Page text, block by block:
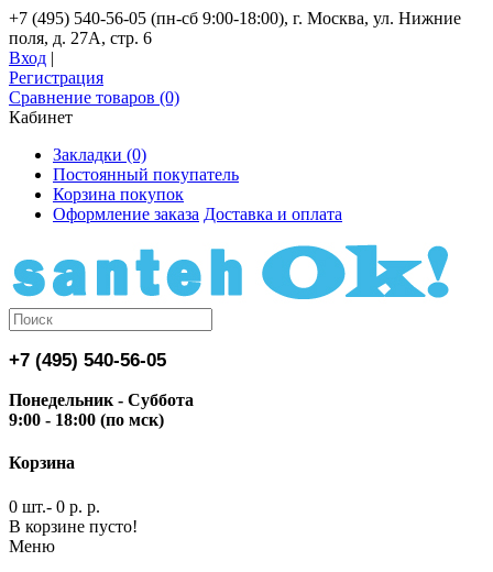
+7 (495) 540-56-05 (пн-сб 9:00-18:00), г. Москва, ул. Нижние
поля, д. 27А, стр. 6
Вход |
Регистрация
Сравнение товаров (0)
Кабинет
Закладки (0)
Постоянный покупатель
Корзина покупок
Оформление заказа Доставка и оплата
+7 (495) 540-56-05
Понедельник - Суббота
9:00 - 18:00 (по мск)
Корзина
0 шт.- 0 р. р.
В корзине пусто!
Меню